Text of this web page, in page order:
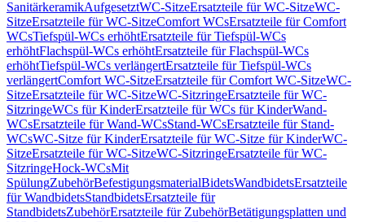
SanitärkeramikAufgesetztWC-SitzeErsatzteile für WC-SitzeWC-
SitzeErsatzteile für WC-SitzeComfort WCsErsatzteile für Comfort
WCsTiefspül-WCs erhöhtErsatzteile für Tiefspül-WCs
erhöhtFlachspül-WCs erhöhtErsatzteile für Flachspül-WCs
erhöhtTiefspül-WCs verlängertErsatzteile für Tiefspül-WCs
verlängertComfort WC-SitzeErsatzteile für Comfort WC-SitzeWC-
SitzeErsatzteile für WC-SitzeWC-SitzringeErsatzteile für WC-
SitzringeWCs für KinderErsatzteile für WCs für KinderWand-
WCsErsatzteile für Wand-WCsStand-WCsErsatzteile für Stand-
WCsWC-Sitze für KinderErsatzteile für WC-Sitze für KinderWC-
SitzeErsatzteile für WC-SitzeWC-SitzringeErsatzteile für WC-
SitzringeHock-WCsMit
SpülungZubehörBefestigungsmaterialBidetsWandbidetsErsatzteile
für WandbidetsStandbidetsErsatzteile für
StandbidetsZubehörErsatzteile für ZubehörBetätigungsplatten und